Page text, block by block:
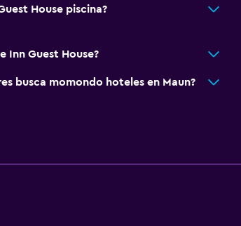
House piscina?
Inn Guest House?
busca momondo hoteles en Maun?